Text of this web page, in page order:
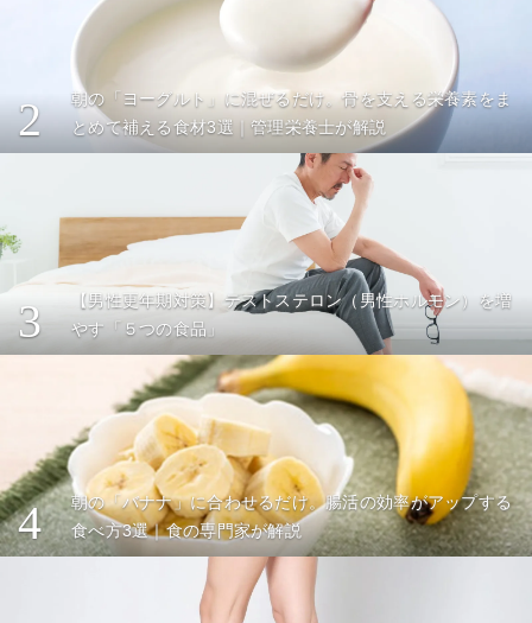
2
朝の「ヨーグルト」に混ぜるだけ。骨を支える栄養素をま
とめて補える食材3選｜管理栄養士が解説
3
【男性更年期対策】テストステロン（男性ホルモン）を増
やす「５つの食品」
4
朝の「バナナ」に合わせるだけ。腸活の効率がアップする
食べ方3選｜食の専門家が解説